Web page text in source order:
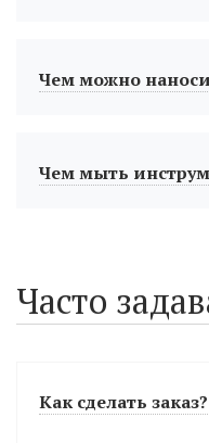
Чем можно
Чем мыть
Часто
Как сделать заказ?